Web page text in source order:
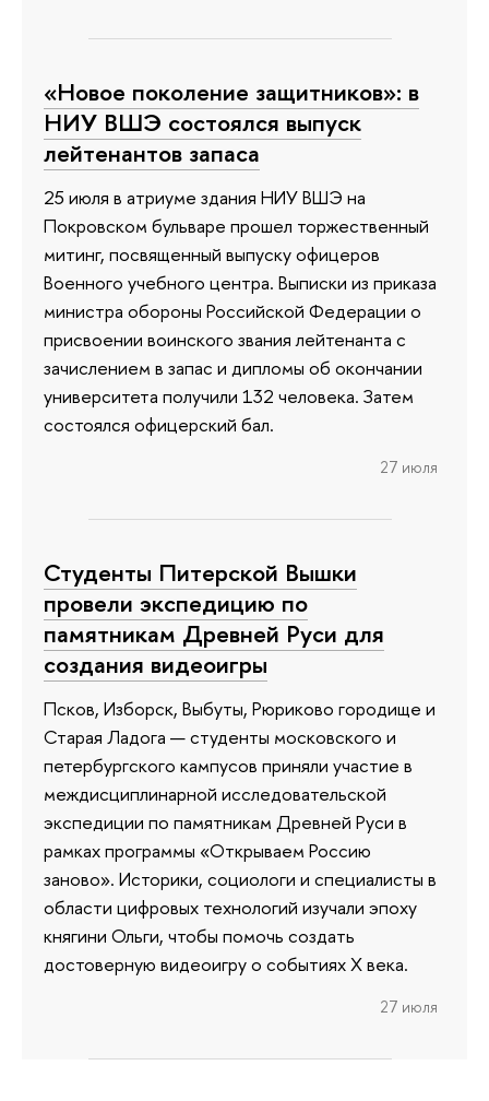
«Новое поколение защитников»: в
НИУ ВШЭ состоялся выпуск
лейтенантов запаса
25 июля в атриуме здания НИУ ВШЭ на
Покровском бульваре прошел торжественный
митинг, посвященный выпуску офицеров
Военного учебного центра. Выписки из приказа
министра обороны Российской Федерации о
присвоении воинского звания лейтенанта с
зачислением в запас и дипломы об окончании
университета получили 132 человека. Затем
состоялся офицерский бал.
27 июля
Студенты Питерской Вышки
провели экспедицию по
памятникам Древней Руси для
создания видеоигры
Псков, Изборск, Выбуты, Рюриково городище и
Старая Ладога — студенты московского и
петербургского кампусов приняли участие в
междисциплинарной исследовательской
экспедиции по памятникам Древней Руси в
рамках программы «Открываем Россию
заново». Историки, социологи и специалисты в
области цифровых технологий изучали эпоху
княгини Ольги, чтобы помочь создать
достоверную видеоигру о событиях X века.
27 июля